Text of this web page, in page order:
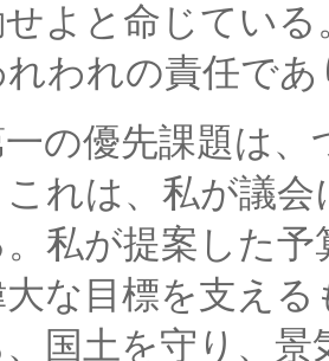
よと命じてい
れわれの責任で
の優先課題は、
これは、私が議
。私が提案した
な目標を支え
、国土を守り、